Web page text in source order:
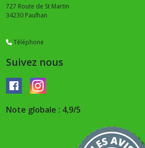
727 Route de St Martin
34230 Paulhan
Téléphone
Suivez nous
Note globale : 4,9/5